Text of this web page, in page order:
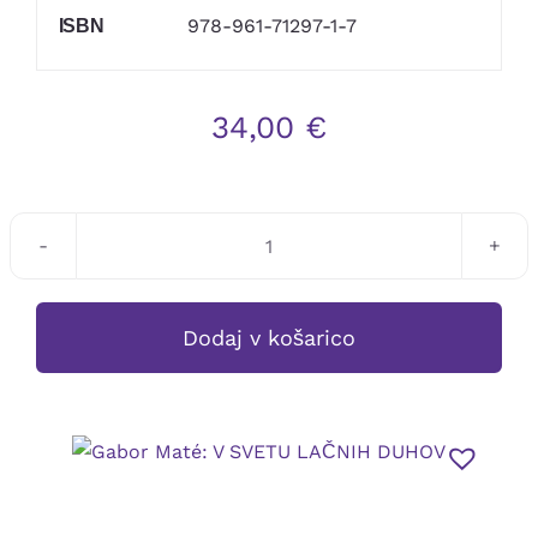
ISBN 978-961-71297-1-7
34,00 €
Gabor
V
količina
Dodaj v košarico